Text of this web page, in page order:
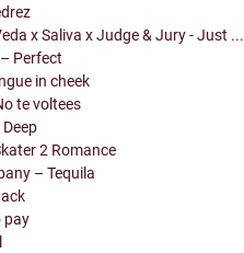
x Saliva x Judge & Jury - Just ...
Perfect
in cheek
te voltees
2 Romance
– Tequila
pay